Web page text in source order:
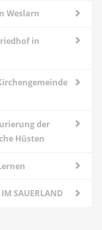
Weslarn
in
der
Hüsten
SAUERLAND